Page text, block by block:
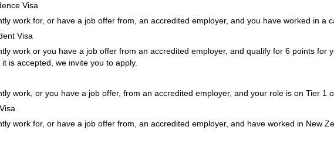
Visa
work for, or have a job offer from, an accredited employer, and you have worked in a
Visa
work or you have a job offer from an accredited employer, and qualify for 6 points for
is accepted, we invite you to apply.
work, or you have a job offer, from an accredited employer, and your role is on Tier 1
work for, or have a job offer from, an accredited employer, and have worked in New